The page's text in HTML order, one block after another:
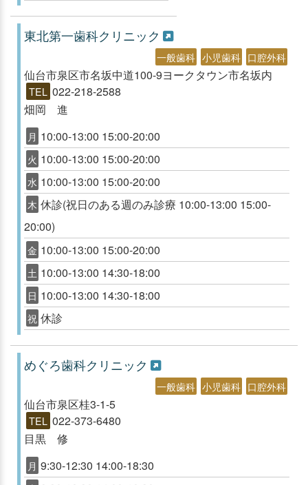
東北第一歯科クリニック
一般歯科 小児歯科 口腔外科
仙台市泉区市名坂中道100-9ヨークタウン市名坂内
TEL 022-218-2588
畑岡 進
月 10:00-13:00 15:00-20:00
火 10:00-13:00 15:00-20:00
水 10:00-13:00 15:00-20:00
木 休診(祝日のある週のみ診療 10:00-13:00 15:00-
20:00)
金 10:00-13:00 15:00-20:00
土 10:00-13:00 14:30-18:00
日 10:00-13:00 14:30-18:00
祝 休診
めぐろ歯科クリニック
一般歯科 小児歯科 口腔外科
仙台市泉区桂3-1-5
TEL 022-373-6480
目黒 修
月 9:30-12:30 14:00-18:30